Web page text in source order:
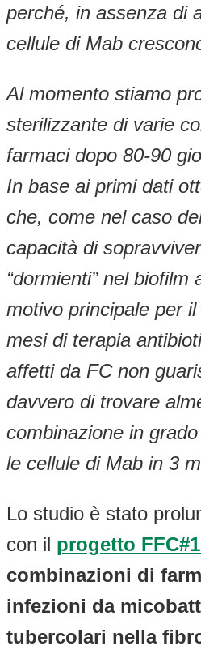
perché, in assenza di
cellule di Mab
Al momento stiamo
sterilizzante di varie
farmaci dopo 80-90
In base ai primi dati
che, come nel caso
capacità di
“dormienti” nel biofilm
motivo principale per
mesi di terapia
affetti da FC non
davvero di trovare
combinazione in
le cellule di Mab in 3
Lo studio è stato
con il progetto
combinazioni di
infezioni da
tubercolari nella